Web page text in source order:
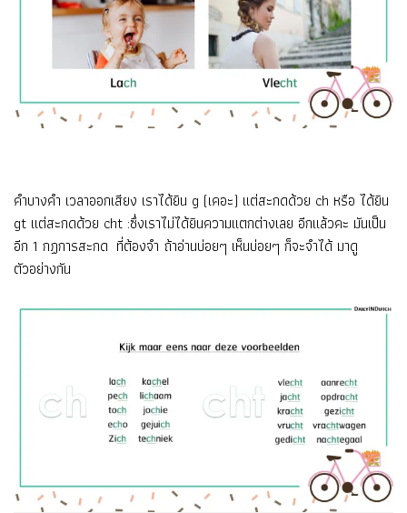
คำบางคำ เวลาออกเสียง เราได้ยิน g (เคอะ) แต่สะกดด้วย ch หรือ ได้ยิน
gt แต่สะกดด้วย cht :ซึ่งเราไม่ได้ยินความแตกต่างเลย อีกแล้วคะ มันเป็น
อีก 1 กฏการสะกด ที่ต้องจำ ถ้าอ่านบ่อยๆ เห็นบ่อยๆ ก็จะจำได้ มาดู
ตัวอย่างกัน